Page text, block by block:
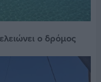
ο δρόμος